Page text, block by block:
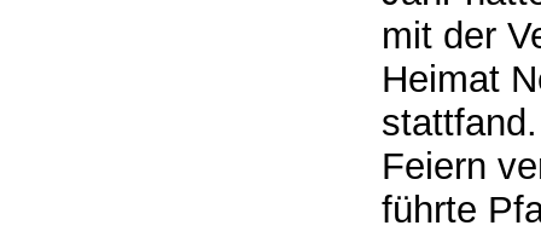
mit der
Heimat
Feiern
führte